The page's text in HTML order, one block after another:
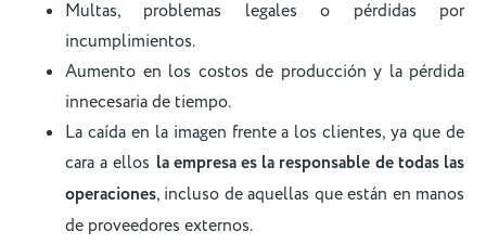
Multas, problemas legales o pérdidas por
incumplimientos.
Aumento en los costos de producción y la pérdida
innecesaria de tiempo.
La caída en la imagen frente a los clientes, ya que de
cara a ellos la empresa es la responsable de todas las
operaciones, incluso de aquellas que están en manos
de proveedores externos.